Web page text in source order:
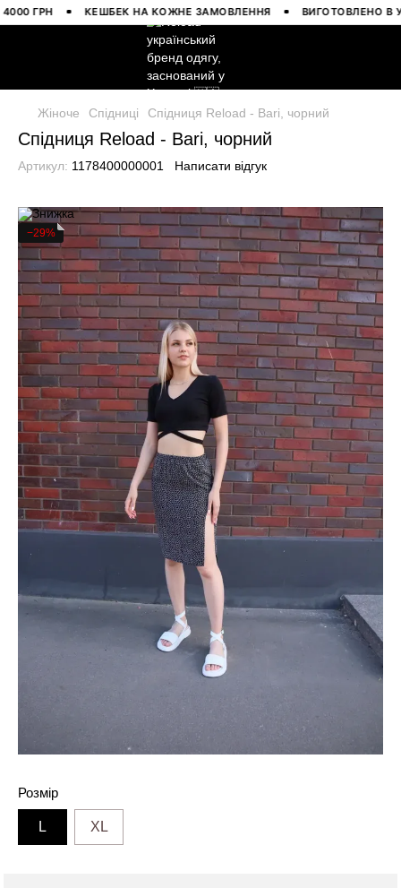
ГРН КЕШБЕК НА КОЖНЕ ЗАМОВЛЕННЯ ВИГОТОВЛЕНО В
Жіноче Спідниці Спідниця Reload - Bari, чорний
Спідниця Reload - Bari, чорний
Артикул: 1178400000001 Написати відгук
−29%
Розмір
L XL